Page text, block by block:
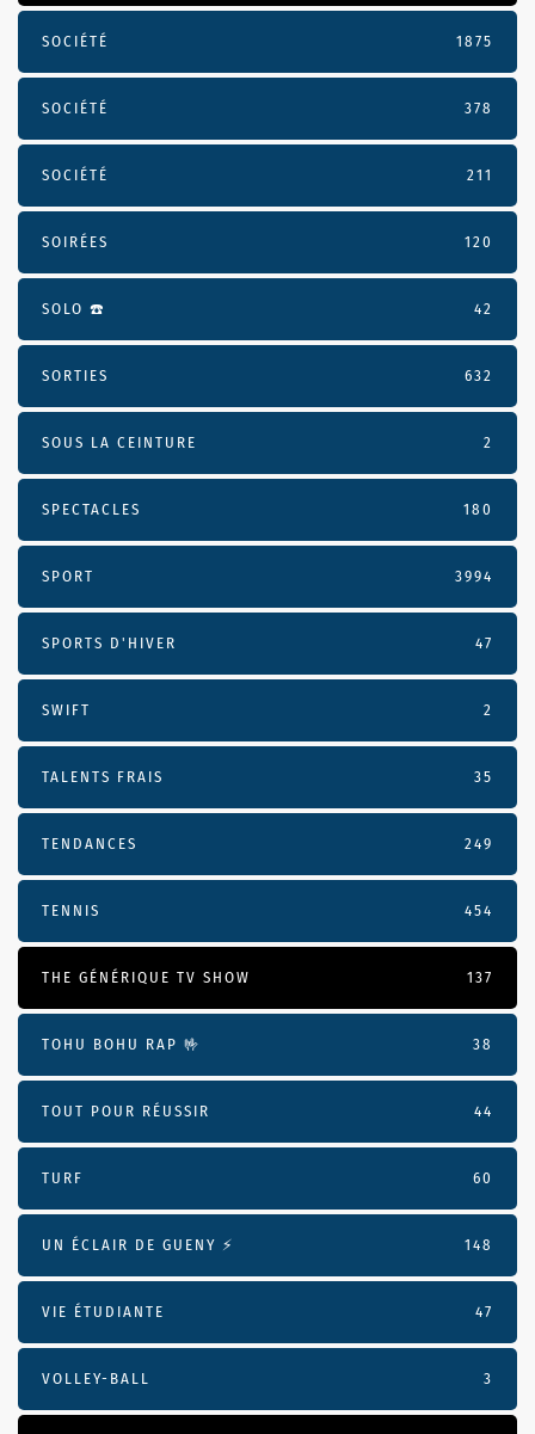
SOCIÉTÉ 1875
SOCIÉTÉ 378
SOCIÉTÉ 211
SOIRÉES 120
SOLO ☎️ 42
SORTIES 632
SOUS LA CEINTURE 2
SPECTACLES 180
SPORT 3994
SPORTS D'HIVER 47
SWIFT 2
TALENTS FRAIS 35
TENDANCES 249
TENNIS 454
THE GÉNÉRIQUE TV SHOW 137
TOHU BOHU RAP 🤟 38
TOUT POUR RÉUSSIR 44
TURF 60
UN ÉCLAIR DE GUENY ⚡️ 148
VIE ÉTUDIANTE 47
VOLLEY-BALL 3